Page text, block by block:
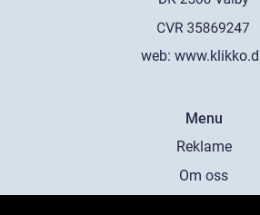
web:
Menu
Reklame
Om oss